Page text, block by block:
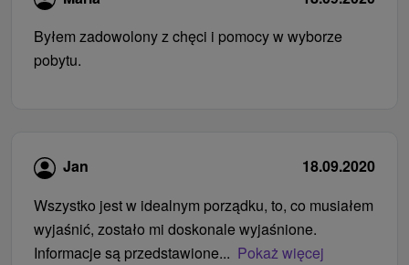
Byłem zadowolony z chęci i pomocy w wyborze
pobytu.
Jan
18.09.2020
Wszystko jest w idealnym porządku, to, co musiałem
wyjaśnić, zostało mi doskonale wyjaśnione.
Informacje są przedstawione... Pokaż więcej